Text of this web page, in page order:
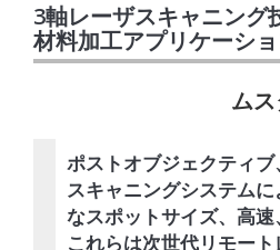
3軸レーザスキャニング
材料加工アプリケーシ
ム
ポストオブジェクティ
スキャニングシステム
なスポットサイズ、高速
これらは次世代リモー